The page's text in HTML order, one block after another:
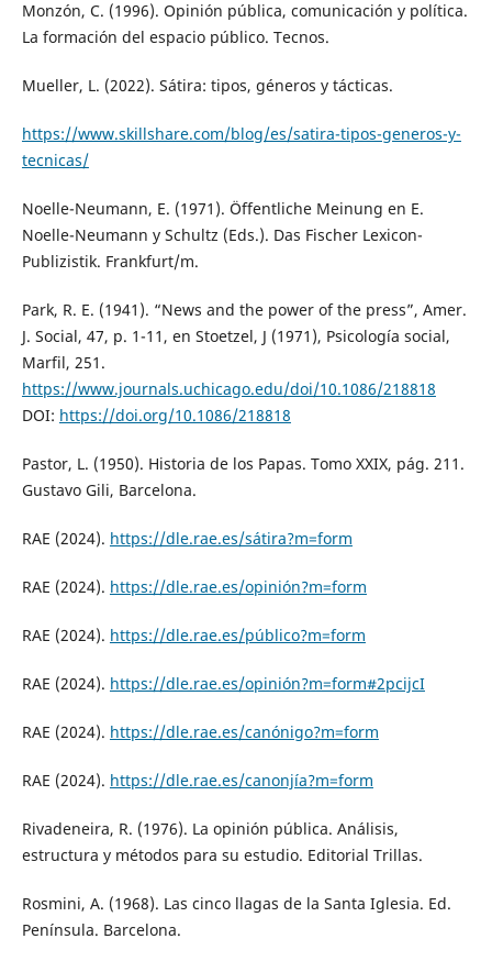
Monzón, C. (1996). Opinión pública, comunicación y política.
La formación del espacio público. Tecnos.
Mueller, L. (2022). Sátira: tipos, géneros y tácticas.
https://www.skillshare.com/blog/es/satira-tipos-generos-y-
tecnicas/
Noelle-Neumann, E. (1971). Öffentliche Meinung en E.
Noelle-Neumann y Schultz (Eds.). Das Fischer Lexicon-
Publizistik. Frankfurt/m.
Park, R. E. (1941). “News and the power of the press”, Amer.
J. Social, 47, p. 1-11, en Stoetzel, J (1971), Psicología social,
Marfil, 251.
https://www.journals.uchicago.edu/doi/10.1086/218818
DOI: https://doi.org/10.1086/218818
Pastor, L. (1950). Historia de los Papas. Tomo XXIX, pág. 211.
Gustavo Gili, Barcelona.
RAE (2024). https://dle.rae.es/sátira?m=form
RAE (2024). https://dle.rae.es/opinión?m=form
RAE (2024). https://dle.rae.es/público?m=form
RAE (2024). https://dle.rae.es/opinión?m=form#2pcijcI
RAE (2024). https://dle.rae.es/canónigo?m=form
RAE (2024). https://dle.rae.es/canonjía?m=form
Rivadeneira, R. (1976). La opinión pública. Análisis,
estructura y métodos para su estudio. Editorial Trillas.
Rosmini, A. (1968). Las cinco llagas de la Santa Iglesia. Ed.
Península. Barcelona.